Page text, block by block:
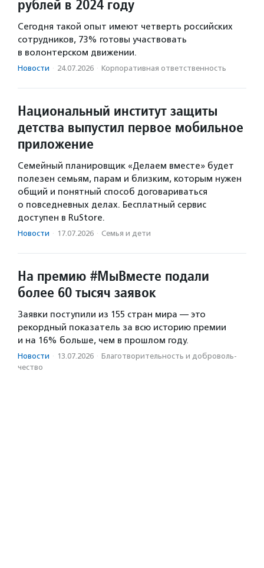
рублей в 2024 году
Сегодня такой опыт имеют четверть российских
сотрудников, 73% готовы участвовать
в волонтерском движении.
Новости · 24.07.2026 · Корпоративная ответственность
Национальный институт защиты
детства выпустил первое мобильное
приложение
Семейный планировщик «Делаем вместе» будет
полезен семьям, парам и близким, которым нужен
общий и понятный способ договариваться
о повседневных делах. Бесплатный сервис
доступен в RuStore.
Новости · 17.07.2026 · Семья и дети
На премию #МыВместе подали
более 60 тысяч заявок
Заявки поступили из 155 стран мира — это
рекордный показатель за всю историю премии
и на 16% больше, чем в прошлом году.
Новости · 13.07.2026 · Благотвори­тель­ность и доброволь­
чест­во